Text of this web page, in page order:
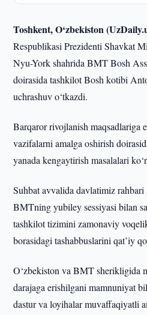
Toshkent, O‘zbekiston
Respublikasi Prezidenti Shavkat
Nyu-York shahrida BMT Bosh
doirasida tashkilot Bosh kotibi
uchrashuv o‘tkazdi.
Barqaror rivojlanish maqsadlariga
vazifalarni amalga oshirish
yanada kengaytirish masalalari
Suhbat avvalida davlatimiz
BMTning yubiley sessiyasi bilan
tashkilot tizimini zamonaviy
borasidagi tashabbuslarini qat’iy
O‘zbekiston va BMT sherikligida
darajaga erishilgani mamnuniyat
dastur va loyihalar muvaffaqiyatli